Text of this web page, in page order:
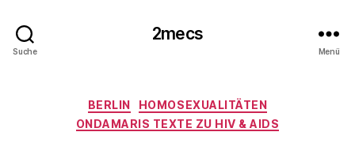
Suche
2mecs
Menü
Kategorien
BERLIN
HOMOSEXUALITÄTEN
ONDAMARIS TEXTE ZU HIV & AIDS